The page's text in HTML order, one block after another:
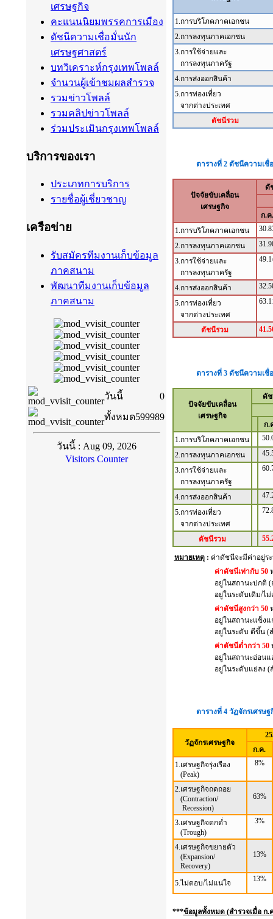
เศรษฐกิจ
คะแนนนิยมพรรคการเมือง
ดัชนีความเชื่อมั่นนัก
เศรษฐศาสตร์
บทวิเคราะห์กรุงเทพโพลล์
จำนวนผู้เข้าชมผลสำรวจ
รวมข่าวโพลล์
รวมคลิปข่าวโพลล์
ร่วมประเมินกรุงเทพโพลล์
บริการของเรา
ประเภทการบริการ
รายชื่อผู้เชี่ยวชาญ
เครือข่าย
รับสมัครทีมงานเก็บข้อมูล
ภาคสนาม
พัฒนาทีมงานเก็บข้อมูล
ภาคสนาม
วันนี้
0
ทั้งหมด599989
วันนี้ : Aug 09, 2026
Visitors Counter